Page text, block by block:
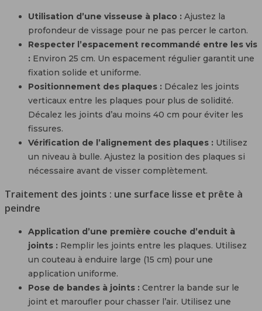
Utilisation d’une visseuse à placo : Ajustez la
profondeur de vissage pour ne pas percer le carton.
Respecter l’espacement recommandé entre les vis
: Environ 25 cm. Un espacement régulier garantit une
fixation solide et uniforme.
Positionnement des plaques : Décalez les joints
verticaux entre les plaques pour plus de solidité.
Décalez les joints d’au moins 40 cm pour éviter les
fissures.
Vérification de l’alignement des plaques : Utilisez
un niveau à bulle. Ajustez la position des plaques si
nécessaire avant de visser complètement.
Traitement des joints : une surface lisse et prête à
peindre
Application d’une première couche d’enduit à
joints : Remplir les joints entre les plaques. Utilisez
un couteau à enduire large (15 cm) pour une
application uniforme.
Pose de bandes à joints : Centrer la bande sur le
joint et maroufler pour chasser l’air. Utilisez une